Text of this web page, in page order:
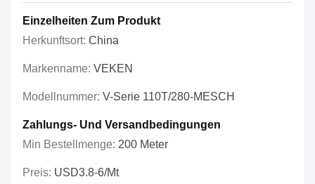
Einzelheiten Zum Produkt
Herkunftsort: China
Markenname: VEKEN
Modellnummer: V-Serie 110T/280-MESCH
Zahlungs- Und Versandbedingungen
Min Bestellmenge: 200 Meter
Preis: USD3.8-6/mt